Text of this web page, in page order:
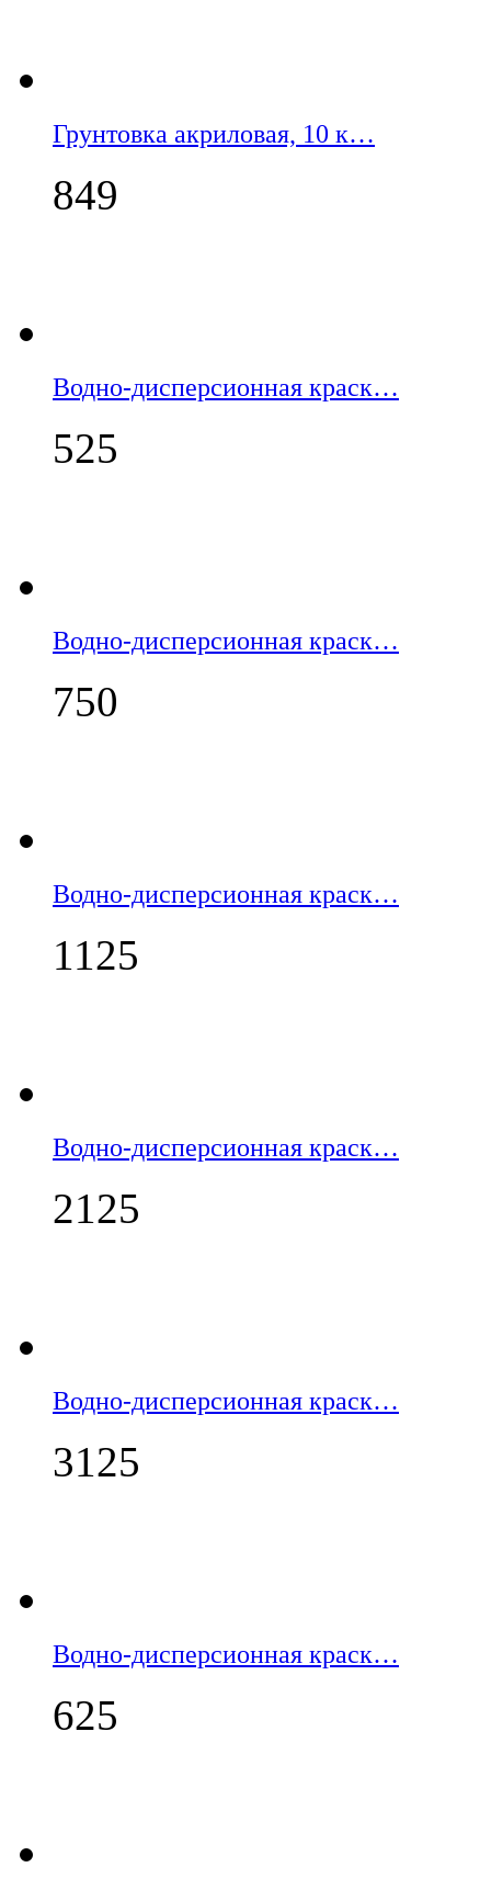
Грунтовка акриловая, 10 к…
849
Водно-дисперсионная краск…
525
Водно-дисперсионная краск…
750
Водно-дисперсионная краск…
1125
Водно-дисперсионная краск…
2125
Водно-дисперсионная краск…
3125
Водно-дисперсионная краск…
625